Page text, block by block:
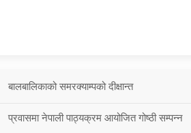
बालबालिकाको समरक्याम्पको दीक्षान्त
प्रवासमा नेपाली पाठ्यक्रम आयोजित गोष्ठी सम्पन्न